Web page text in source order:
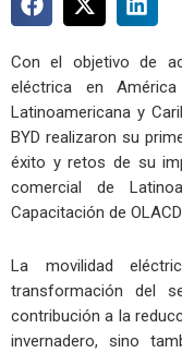
Con el objetivo de
eléctrica en
Latinoamericana y
BYD realizaron su
éxito y retos de su
comercial de
Capacitación de
La movilidad
transformación del
contribución a la
invernadero, sino